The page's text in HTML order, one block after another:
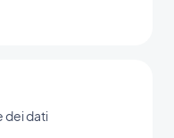
dei dati